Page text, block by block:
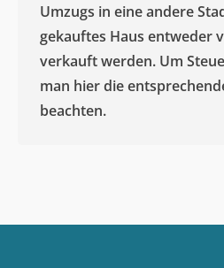
Umzugs in eine andere
gekauftes Haus entweder
verkauft werden. Um
man hier die
beachten.